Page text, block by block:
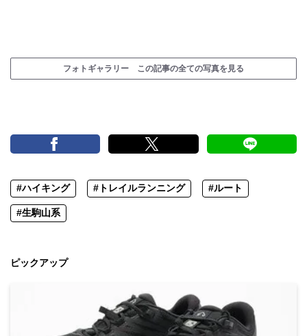
フォトギャラリー この記事の全ての写真を見る
#ハイキング #トレイルランニング #ルート
#生駒山系
ピックアップ